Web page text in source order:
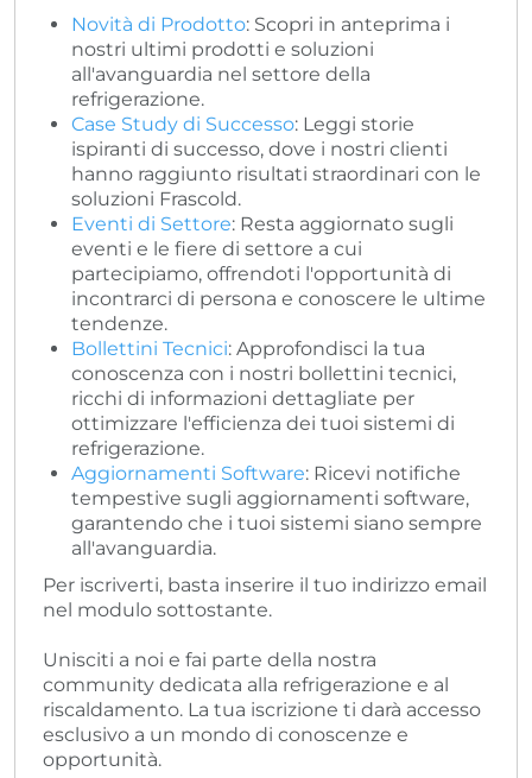
Novità di Prodotto: Scopri in anteprima i
nostri ultimi prodotti e soluzioni
all'avanguardia nel settore della
refrigerazione.
Case Study di Successo: Leggi storie
ispiranti di successo, dove i nostri clienti
hanno raggiunto risultati straordinari con le
soluzioni Frascold.
Eventi di Settore: Resta aggiornato sugli
eventi e le fiere di settore a cui
partecipiamo, offrendoti l'opportunità di
incontrarci di persona e conoscere le ultime
tendenze.
Bollettini Tecnici: Approfondisci la tua
conoscenza con i nostri bollettini tecnici,
ricchi di informazioni dettagliate per
ottimizzare l'efficienza dei tuoi sistemi di
refrigerazione.
Aggiornamenti Software: Ricevi notifiche
tempestive sugli aggiornamenti software,
garantendo che i tuoi sistemi siano sempre
all'avanguardia.
Per iscriverti, basta inserire il tuo indirizzo email
nel modulo sottostante.
Unisciti a noi e fai parte della nostra
community dedicata alla refrigerazione e al
riscaldamento. La tua iscrizione ti darà accesso
esclusivo a un mondo di conoscenze e
opportunità.